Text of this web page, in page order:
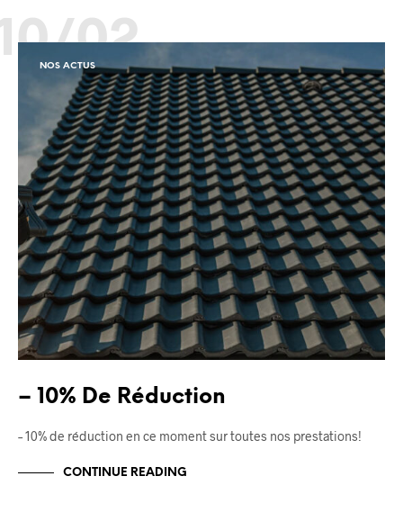
02
NOS ACTUS
– 10% De Réduction
– 10% de réduction en ce moment sur toutes nos prestations!
CONTINUE READING